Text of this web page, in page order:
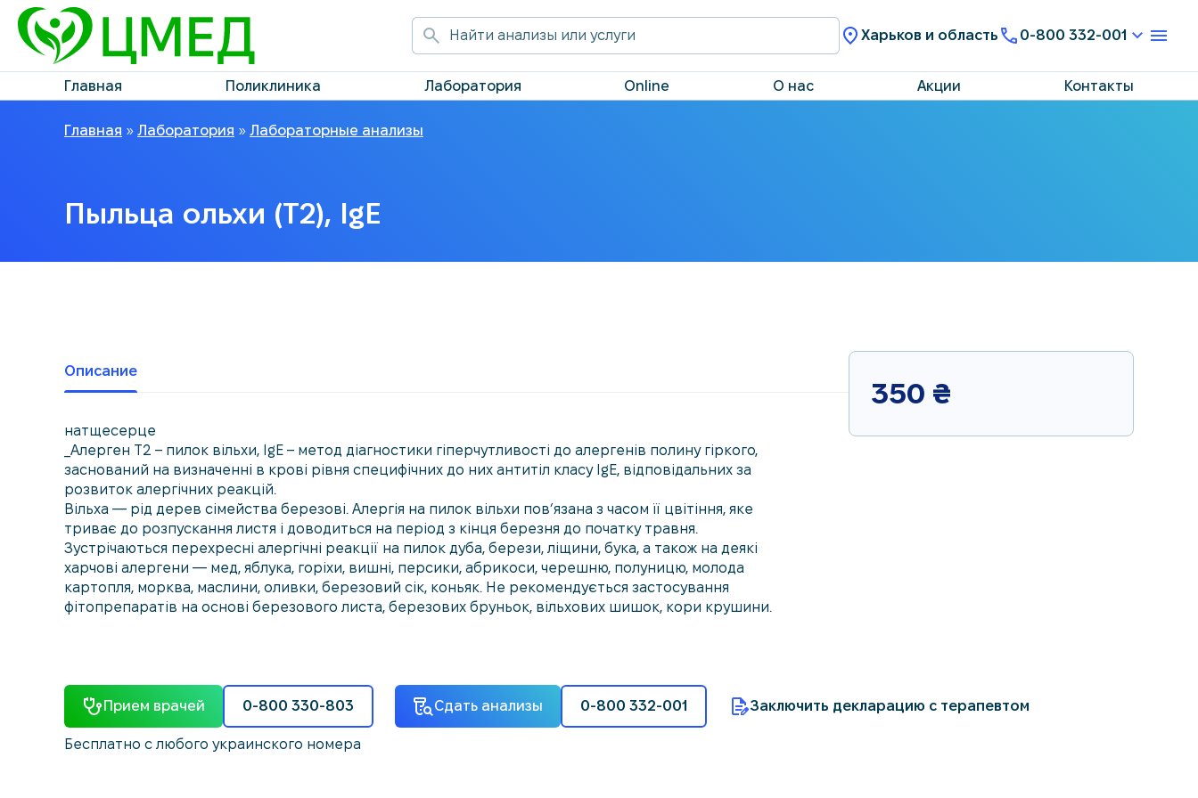
Харьков и область 0-800 332-001
Главная Поликлиника Лаборатория Online О нас Акции Контакты
Главная » Лаборатория » Лабораторные анализы
Пыльца ольхи (T2), IgE
Описание
натщесерце
_Алерген Т2 – пилок вільхи, IgE – метод діагностики гіперчутливості до алергенів полину гіркого,
заснований на визначенні в крові рівня специфічних до них антитіл класу IgE, відповідальних за
розвиток алергічних реакцій.
Вільха — рід дерев сімейства березові. Алергія на пилок вільхи пов’язана з часом її цвітіння, яке
триває до розпускання листя і доводиться на період з кінця березня до початку травня.
Зустрічаються перехресні алергічні реакції на пилок дуба, берези, ліщини, бука, а також на деякі
харчові алергени — мед, яблука, горіхи, вишні, персики, абрикоси, черешню, полуницю, молода
картопля, морква, маслини, оливки, березовий сік, коньяк. Не рекомендується застосування
фітопрепаратів на основі березового листа, березових бруньок, вільхових шишок, кори крушини.
350 ₴
Прием врачей 0-800 330-803 Сдать анализы 0-800 332-001
Бесплатно с любого украинского номера
Заключить декларацию с терапевтом